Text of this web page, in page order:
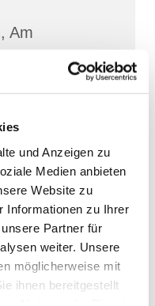
und Anzeigen zu
Medien anbieten
Website zu
Informationen zu Ihrer
Partner für
weiter. Unsere
möglicherweise mit
ihnen bereitgestellt
Am